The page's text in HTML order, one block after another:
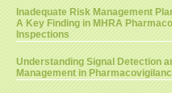
Inadequate Risk Management
A Key Finding in MHRA
Inspections
Understanding Signal Detection
Management in